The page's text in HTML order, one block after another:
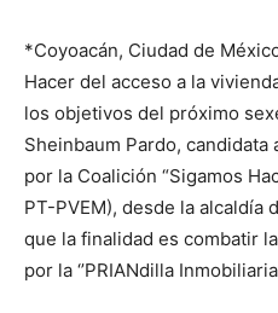
*Coyoacán, Ciudad de
Hacer del acceso a la
los objetivos del próximo
Sheinbaum Pardo,
por la Coalición “Sigamos
PT-PVEM), desde la alcaldía
que la finalidad es combatir
por la ‘’PRIANdilla